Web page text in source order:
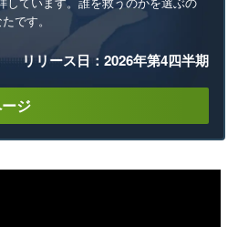
です。
リリース日：2026年第4四半期
ジ